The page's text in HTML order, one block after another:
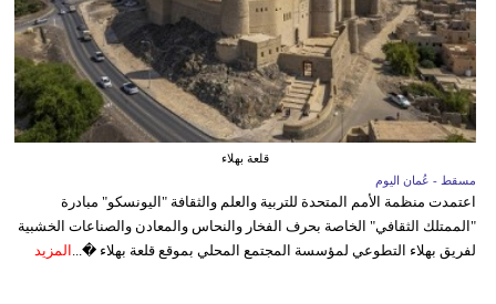
قلعة بهلاء
مسقط - عُمان اليوم
اعتمدت منظمة الأمم المتحدة للتربية والعلم والثقافة "اليونسكو" مبادرة
"الممتلك الثقافي" الخاصة بحرف الفخار والنحاس والمعادن والصناعات الخشبية
لفريق بهلاء التطوعي لمؤسسة المجتمع المحلي بموقع قلعة بهلاء �... المزيد